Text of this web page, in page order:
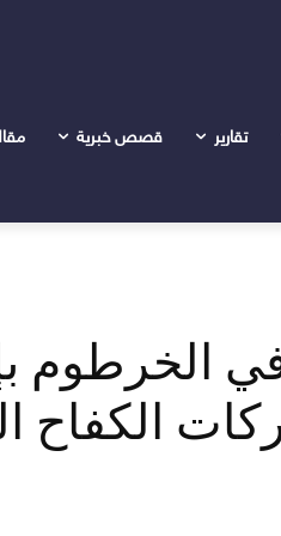
تقارير قصص خبرية
الخرطوم
الكفاح